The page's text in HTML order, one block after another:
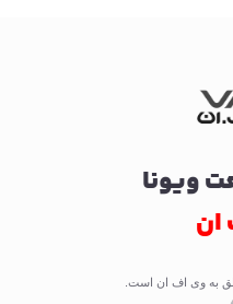
ویونا
ان
به وی اف ان است.